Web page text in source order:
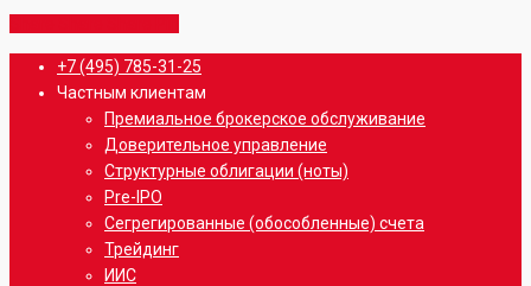
Close
Menu
+7 (495) 785-31-25
Частным клиентам
Премиальное брокерское обслуживание
Доверительное управление
Структурные облигации (ноты)
Pre-IPO
Сегрегированные (обособленные) счета
Трейдинг
ИИС